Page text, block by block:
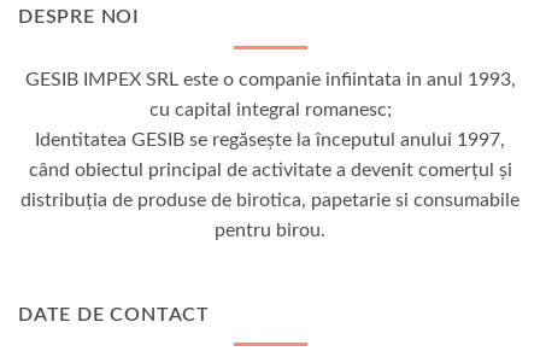
DESPRE NOI
GESIB IMPEX SRL este o companie infiintata in anul 1993,
cu capital integral romanesc;
Identitatea GESIB se regăseşte la începutul anului 1997,
când obiectul principal de activitate a devenit comerţul şi
distribuţia de produse de birotica, papetarie si consumabile
pentru birou.
DATE DE CONTACT